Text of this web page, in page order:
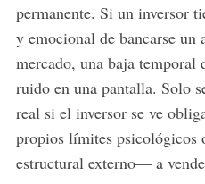
permanente. Si un inversor
y emocional de bancarse un
mercado, una baja temporal
ruido en una pantalla. Solo
real si el inversor se ve
propios límites psicológicos
estructural externo— a
e